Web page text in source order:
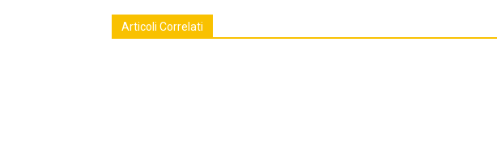
Articoli Correlati